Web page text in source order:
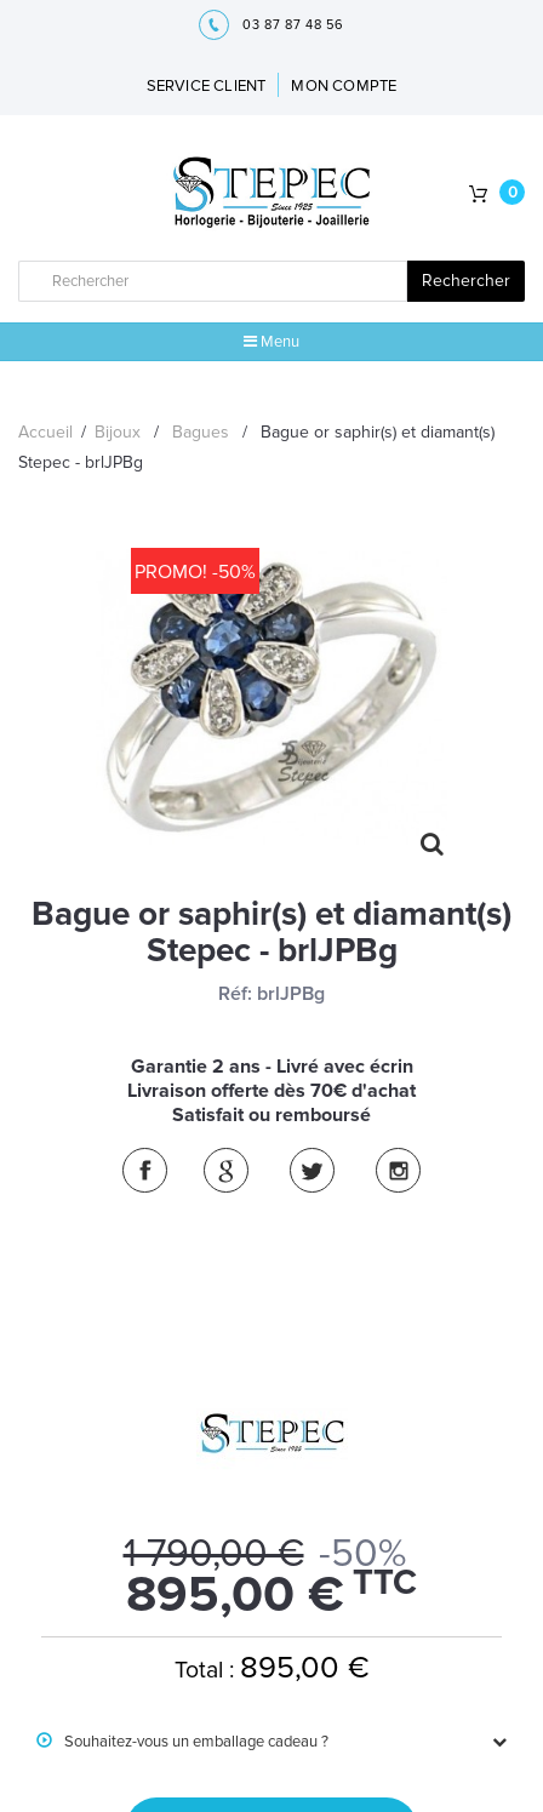
03 87 87 48 56
SERVICE CLIENT MON COMPTE
Rechercher
0
Menu
MONTRES
LES GEORGETTES
SWAROVSKI
BONNES AFFAIRES
CARTES CADEAUX
IDÉE CADEAUX
QUI SOMMES NOUS
Accueil / Bijoux / Bagues /
Bague or saphir(s) et diamant(s)
Stepec - brlJPBg
PROMO! -50%
Bague or saphir(s) et diamant(s)
Stepec - brlJPBg
Réf: brlJPBg
Garantie 2 ans - Livré avec écrin
Livraison offerte dès 70€ d'achat
Satisfait ou remboursé
1 790,00 € -50%
895,00 € TTC
Total : 895,00 €
Souhaitez-vous un emballage cadeau ?